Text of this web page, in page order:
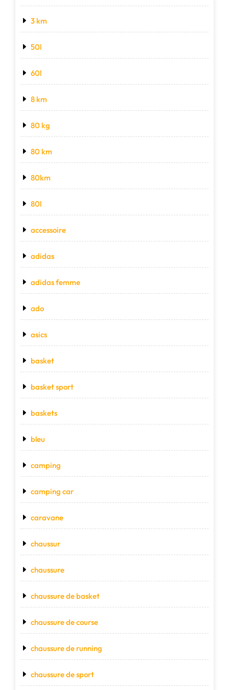
3 km
50l
60l
8 km
80 kg
80 km
80km
80l
accessoire
adidas
adidas femme
ado
asics
basket
basket sport
baskets
bleu
camping
camping car
caravane
chaussur
chaussure
chaussure de basket
chaussure de course
chaussure de running
chaussure de sport